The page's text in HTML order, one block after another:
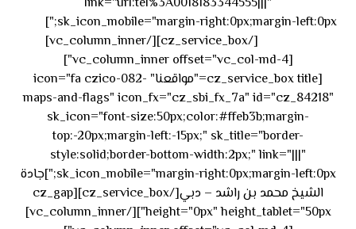
sk_icon_mobile="margin-right:0px;margin-left:0px;"]
[/cz_service_box][/vc_column_inner]
[vc_column_inner offset="vc_col-md-4"]
[cz_service_box title="مواقعنا" icon="fa czico-082-
maps-and-flags" icon_fx="cz_sbi_fx_7a" id="cz_84218"
sk_icon="font-size:50px;color:#ffeb3b;margin-
top:-20px;margin-left:-15px;" sk_title="border-
style:solid;border-bottom-width:2px;" link="|||"
sk_icon_mobile="margin-right:0px;margin-left:0px;"]جادة
الشيخ محمد بن راشد – دبي[/cz_service_box][cz_gap
height="0px" height_tablet="50px"][/vc_column_inner]